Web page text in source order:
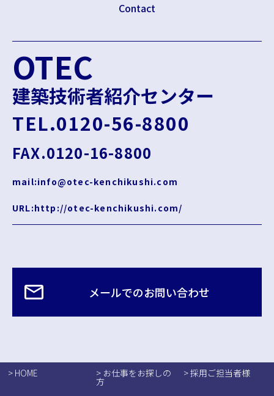
Contact
OTEC
建築技術者紹介センター
TEL.0120-56-8800
FAX.0120-16-8800
mail:info@otec-kenchikushi.com
URL:http://otec-kenchikushi.com/
メールでのお問い合わせ
> HOME > お仕事をお探しの
方
> 採用ご担当者様